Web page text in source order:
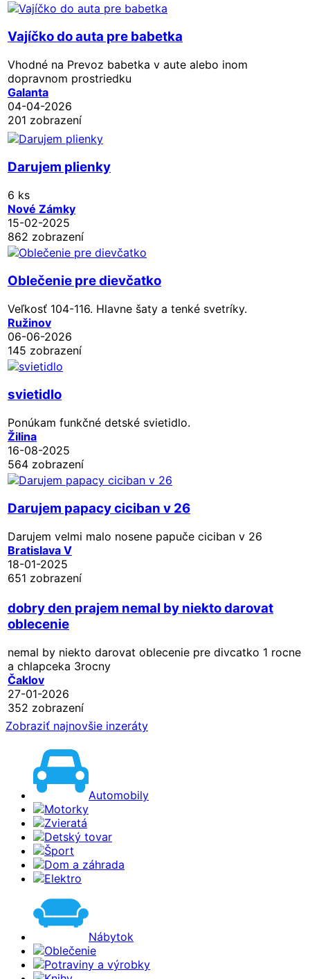
Vajíčko do auta pre babetka
Vhodné na Prevoz babetka v aute alebo inom
dopravnom prostriedku
Galanta
04-04-2026
201 zobrazení
Darujem plienky
6 ks
Nové Zámky
15-02-2025
862 zobrazení
Oblečenie pre dievčatko
Veľkosť 104-116. Hlavne šaty a tenké svetríky.
Ružinov
06-06-2026
145 zobrazení
svietidlo
Ponúkam funkčné detské svietidlo.
Žilina
16-08-2025
564 zobrazení
Darujem papacy ciciban v 26
Darujem velmi malo nosene papuče ciciban v 26
Bratislava V
18-01-2025
651 zobrazení
dobry den prajem nemal by niekto darovat
oblecenie
nemal by niekto darovat oblecenie pre divcatko 1 rocne
a chlapceka 3rocny
Čaklov
27-01-2026
352 zobrazení
Zobraziť najnovšie inzeráty
Automobily
Motorky
Zvieratá
Detský tovar
Šport
Dom a záhrada
Elektro
Nábytok
Oblečenie
Potraviny a výrobky